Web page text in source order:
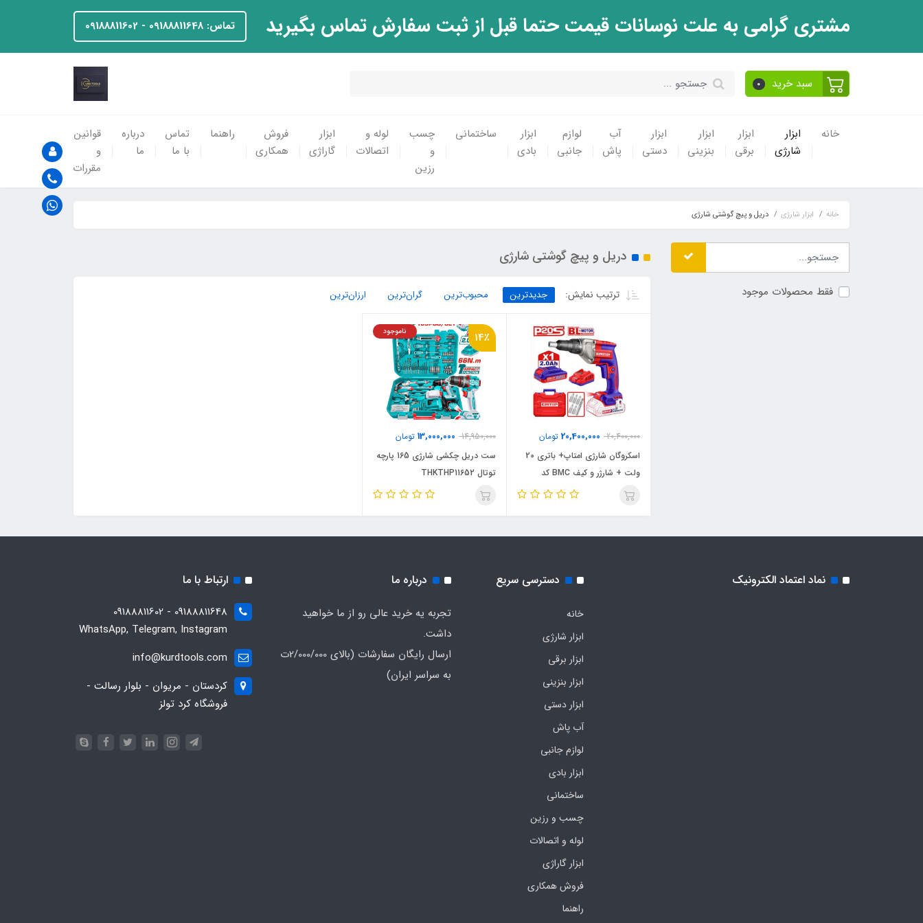
مشتری گرامی به علت نوسانات قیمت حتما قبل از ثبت سفارش تماس بگیرید تماس: 09188811648 - 09188811602
سبد خرید 0
خانه
ابزار
شارژی
ابزار
برقی
ابزار
بنزینی
ابزار
دستی
آب
پاش
لوازم
جانبی
ابزار
بادی
ساختمانی
چسب
و
رزین
لوله و
اتصالات
ابزار
گاراژی
فروش
همکاری
راهنما
تماس
با ما
درباره
ما
قوانین
و
مقررات
خانه ابزار شارژی دریل و پیچ گوشتی شارژی
فقط محصولات موجود
دریل و پیچ گوشتی شارژی
ترتیب نمایش: جدیدترین محبوب‌ترین گران‌ترین ارزان‌ترین
20,400,000
20,400,000 تومان
اسکروگان شارژی امتاپ+ باتری 20
ولت + شارژر و کیف BMC کد
EMTOP-ECDSL204281
14٪
14,950,000
13,000,000 تومان
ناموجود
ست دریل چکشی شارژی 165 پارچه
توتال THKTHP11652
نماد اعتماد الکترونیک دسترسی سریع
خانه
ابزار شارژی
ابزار برقی
ابزار بنزینی
ابزار دستی
آب پاش
لوازم جانبی
ابزار بادی
ساختمانی
چسب و رزین
لوله و اتصالات
ابزار گاراژی
فروش همکاری
راهنما
درباره ما
تجربه یه خرید عالی رو از ما خواهید
داشت.
ارسال رایگان سفارشات (بالای 2/000/000ت
به سراسر ایران)
ارتباط با ما
09188811648 - 09188811602
WhatsApp, Telegram, Instagram
info@kurdtools.com
کردستان - مریوان - بلوار رسالت -
فروشگاه کرد تولز